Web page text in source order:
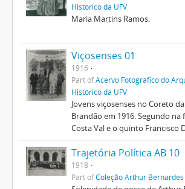
Histórico da UFV
Maria Martins Ramos.
Viçosenses 01
1916
Part ofAcervo Fotográfico do
Histórico da UFV
Jovens viçosenses no Coreto
Brandão em 1916. Segundo na
Costa Val e o quinto Francisco
Trajetória Política AB 10
1918
Part ofColeção Arthur Bernardes